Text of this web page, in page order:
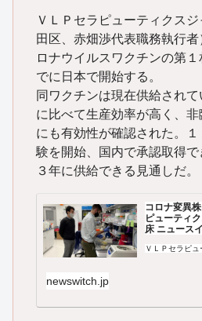
ＶＬＰセラピューティクス
田区、赤畑渉代表職務執行
ロナウイルスワクチンの第
でに日本で開始する。
同ワクチンは現在供給され
に比べて生産効率が高く、
にも有効性が確認された。
験を開始、国内で承認取得
３年に供給できる見通しだ。
コロナ変異
ピューティ
床 ニュース
ＶＬＰセラピ
newswitch.jp